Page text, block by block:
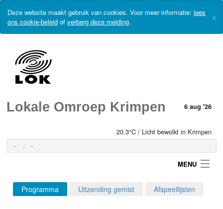
Deze website maakt gebruik van cookies. Voor meer informatie: lees
ons cookie-beleid of verberg deze melding. ×
Lokale Omroep Krimpen 6 aug '26
20.3°C / Licht bewolkt in Krimpen
- -
MENU
Login
Programma Uitzending gemist Afspeellijsten